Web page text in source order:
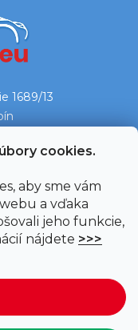
cookies.
aby sme vám
a vďaka
jeho funkcie,
nájdete >>>
1689/13
→